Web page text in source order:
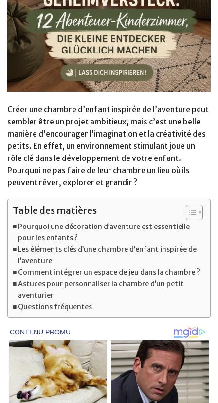
Créer une chambre d’enfant inspirée de l’aventure peut
sembler être un projet ambitieux, mais c’est une belle
manière d’encourager l’imagination et la créativité des
petits. En effet, un environnement stimulant joue un
rôle clé dans le développement de votre enfant.
Pourquoi ne pas faire de leur chambre un lieu où ils
peuvent rêver, explorer et grandir ?
Table des matières
Pourquoi une décoration d’aventure est essentielle
pour les enfants ?
Les éléments clés d’une chambre d’enfant inspirée de
l’aventure
Comment intégrer un espace de jeu dans la chambre ?
Astuces pour personnaliser la chambre d’un petit
aventurier
Questions fréquentes